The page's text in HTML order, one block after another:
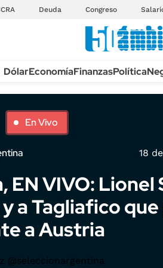
Deuda Congreso
TECNOLOGÍA
MÉXICO
OPINIÓN
MUNDO
INFORMACIÓN GENERAL
ESPECTÁCULOS
LIFESTYLE
AUTOS
DólarEconomíaFinanzasPolítica
En Vivo
18
VIVO: Lionel
a Tagliafico
a Austria